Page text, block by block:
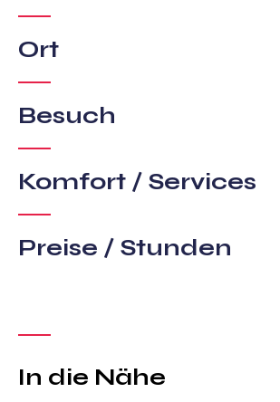
Ort
Besuch
Komfort / Services
Preise / Stunden
In die Nähe